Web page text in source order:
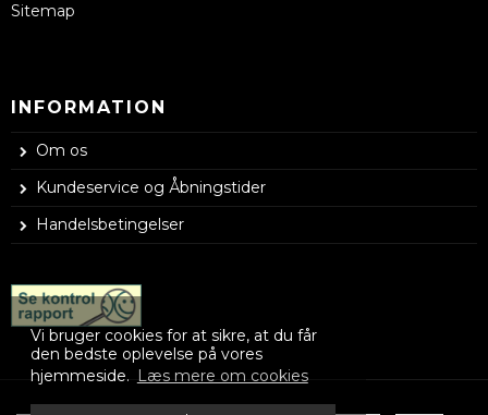
Vi bruger cookies for at sikre, at du får
den bedste oplevelse på vores
hjemmeside. Læs mere om cookies
Sitemap
INFORMATION
Om os
Kundeservice og Åbningstider
Handelsbetingelser